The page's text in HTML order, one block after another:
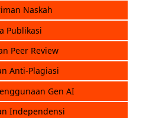
Naskah
Publikasi
Peer Review
Anti-Plagiasi
Gen AI
Independensi